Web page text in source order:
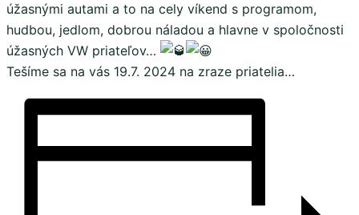
úžasnými autami a to na cely víkend s programom,
hudbou, jedlom, dobrou náladou a hlavne v spoločnosti
úžasných VW priateľov…
Tešíme sa na vás 19.7. 2024 na zraze priatelia…